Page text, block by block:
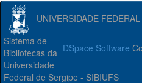
UNIVERSIDADE
DSpace Software
Sistema de
Bibliotecas da
Universidade
Federal de Sergipe - SIBIUFS